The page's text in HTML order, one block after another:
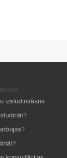
izsludināšana